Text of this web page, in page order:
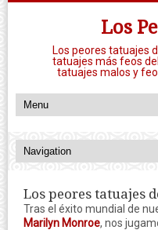
Los
Los peores tatuajes
tatuajes más feos
tatuajes malos y
Los peores tatuajes
Tras el éxito mundial de
Marilyn Monroe, nos